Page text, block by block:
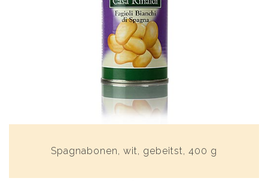
Spagnabonen, wit, gebeitst, 400 g